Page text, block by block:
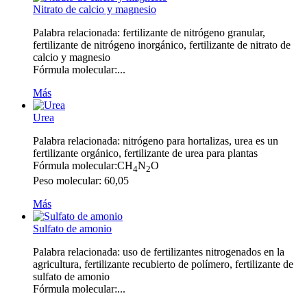
Nitrato de calcio y magnesio
Palabra relacionada: fertilizante de nitrógeno granular,
fertilizante de nitrógeno inorgánico, fertilizante de nitrato de
calcio y magnesio
Fórmula molecular:...
Más
Urea
Palabra relacionada: nitrógeno para hortalizas, urea es un
fertilizante orgánico, fertilizante de urea para plantas
Fórmula molecular:CH4N2O
Peso molecular: 60,05
Más
Sulfato de amonio
Palabra relacionada: uso de fertilizantes nitrogenados en la
agricultura, fertilizante recubierto de polímero, fertilizante de
sulfato de amonio
Fórmula molecular:...